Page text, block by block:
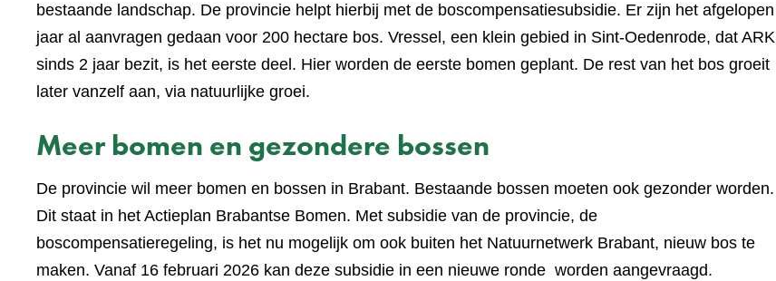
bestaande landschap. De provincie helpt hierbij met de boscompensatiesubsidie. Er zijn het afgelopen
jaar al aanvragen gedaan voor 200 hectare bos. Vressel, een klein gebied in Sint-Oedenrode, dat ARK
sinds 2 jaar bezit, is het eerste deel. Hier worden de eerste bomen geplant. De rest van het bos groeit
later vanzelf aan, via natuurlijke groei.
Meer bomen en gezondere bossen
De provincie wil meer bomen en bossen in Brabant. Bestaande bossen moeten ook gezonder worden.
Dit staat in het Actieplan Brabantse Bomen. Met subsidie van de provincie, de
boscompensatieregeling, is het nu mogelijk om ook buiten het Natuurnetwerk Brabant, nieuw bos te
maken. Vanaf 16 februari 2026 kan deze subsidie in een nieuwe ronde worden aangevraagd.